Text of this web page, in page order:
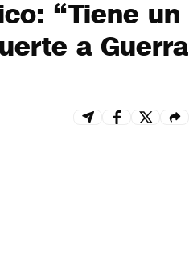
“Tiene un
a Guerra